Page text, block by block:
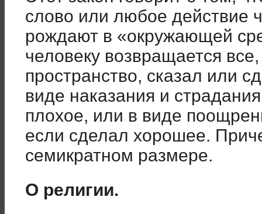
слово или любое действие
рождают в «окружающей
человеку возвращается
пространство, сказал или
виде наказания и
плохое, или в виде
если сделал хорошее.
семикратном размере.
О религии.